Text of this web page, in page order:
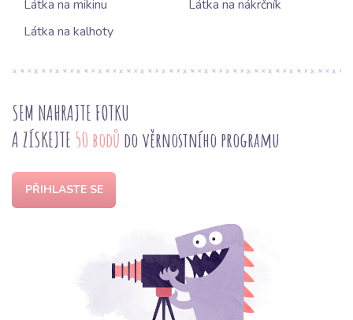
Látka na mikinu
Látka na nákrčník
Látka na kalhoty
SEM NAHRAJTE FOTKU
A ZÍSKEJTE 50 bodů do věrnostního programu
PŘIHLASTE SE